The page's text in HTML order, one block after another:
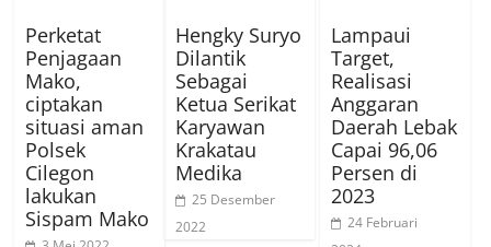
Perketat
Penjagaan
Mako,
ciptakan
situasi aman
Polsek
Cilegon
lakukan
Sispam Mako
Hengky Suryo
Dilantik
Sebagai
Ketua Serikat
Karyawan
Krakatau
Medika
25 Desember
2022
Lampaui
Target,
Realisasi
Anggaran
Daerah Lebak
Capai 96,06
Persen di
2023
24 Februari